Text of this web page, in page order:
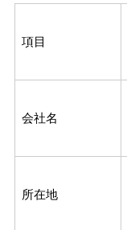
項目
会社名
所在地